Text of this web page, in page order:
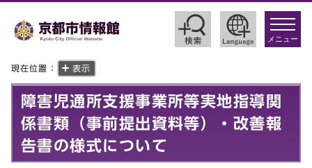
toggle
メニュー
現在位置： 表示
障害児通所支援事業所等実地指導関
係書類（事前提出資料等）・改善報
告書の様式について